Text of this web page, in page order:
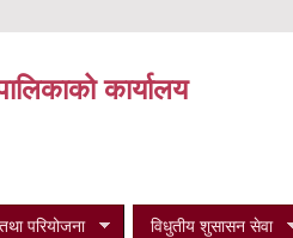
कार्यालय
परियोजना विधुतीय शुसासन सेवा